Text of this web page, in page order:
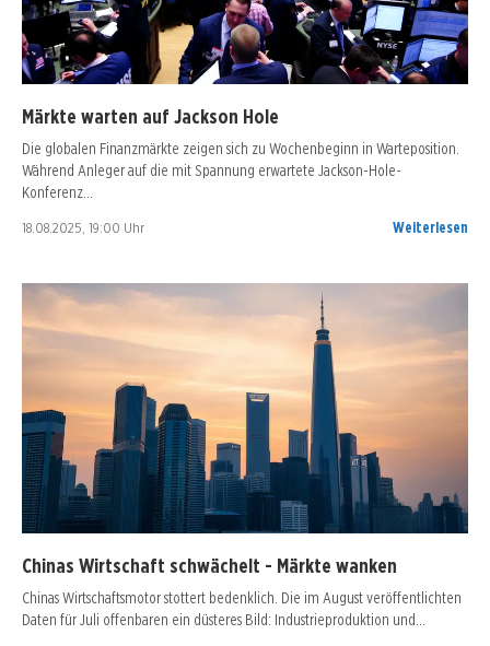
Märkte warten auf Jackson Hole
Die globalen Finanzmärkte zeigen sich zu Wochenbeginn in Warteposition.
Während Anleger auf die mit Spannung erwartete Jackson-Hole-
Konferenz…
18.08.2025, 19:00 Uhr Weiterlesen
Chinas Wirtschaft schwächelt - Märkte wanken
Chinas Wirtschaftsmotor stottert bedenklich. Die im August veröffentlichten
Daten für Juli offenbaren ein düsteres Bild: Industrieproduktion und…